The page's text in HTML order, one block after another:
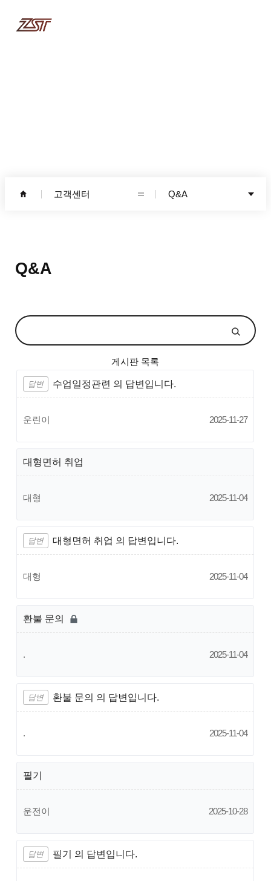
고객센터 Q&A
Q&A
게시판 목록
답변 수업일정관련 의 답변입니다.
운린이 2025-11-27
대형면허 취업
대형 2025-11-04
답변 대형면허 취업 의 답변입니다.
대형 2025-11-04
환불 문의
. 2025-11-04
답변 환불 문의 의 답변입니다.
. 2025-11-04
필기
운전이 2025-10-28
답변 필기 의 답변입니다.